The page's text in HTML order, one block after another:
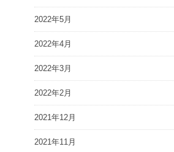
2022年5月
2022年4月
2022年3月
2022年2月
2021年12月
2021年11月